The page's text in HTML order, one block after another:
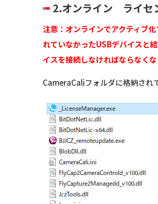
2.オンライン ライセ
注意：オンラインでアクティブ
れていなかったUSBデバイスと
イスを接続しなければならなくな
CameraCaliフォルダに格納され